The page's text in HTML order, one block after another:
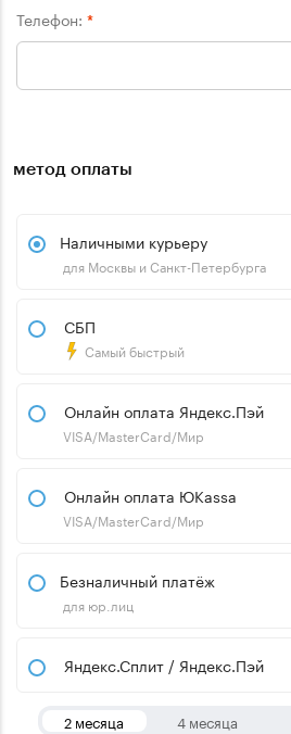
Телефон: *
метод оплаты
Наличными курьеру
для Москвы и Санкт-Петербурга
СБП
Самый быстрый
Онлайн оплата Яндекс.Пэй
VISA/MasterCard/Мир
Онлайн оплата ЮKassa
VISA/MasterCard/Мир
Безналичный платёж
для юр.лиц
Яндекс.Сплит / Яндекс.Пэй
2 месяца 4 месяца